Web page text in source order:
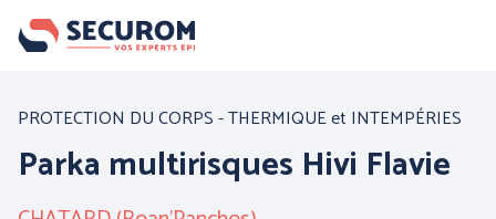
Aller
Nos produits
Par famille :
PROTECTION DU CORPS - THERMIQUE et INTEMPÉRIES
Parka multirisques Hivi Flavie